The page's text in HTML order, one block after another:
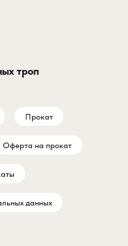
троп
Прокат
Оферта на прокат
данных